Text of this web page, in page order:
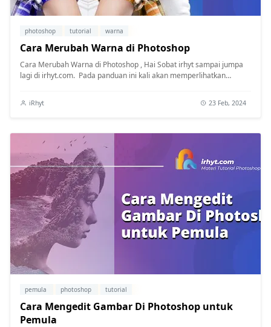
photoshop tutorial warna
Cara Merubah Warna di Photoshop
Cara Merubah Warna di Photoshop , Hai Sobat irhyt sampai jumpa
lagi di irhyt.com. Pada panduan ini kali akan memperlihatkan
iRhyt 23 Feb, 2024
pemula photoshop tutorial
Cara Mengedit Gambar Di Photoshop untuk
Pemula